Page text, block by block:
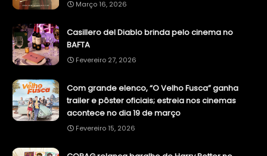
Março 16, 2026
Casillero del Diablo brinda pelo cinema no
BAFTA
Fevereiro 27, 2026
Com grande elenco, “O Velho Fusca” ganha
trailer e pôster oficiais; estreia nos cinemas
acontece no dia 19 de março
Fevereiro 15, 2026